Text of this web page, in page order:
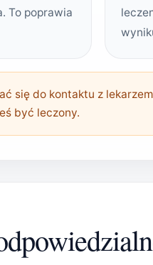
To poprawia
się do kontaktu z
być leczony.